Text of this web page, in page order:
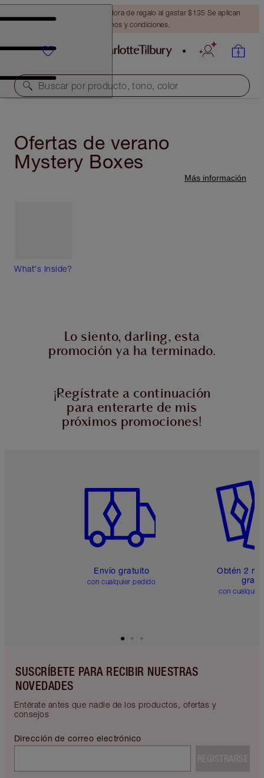
Obtén una brocha bronceadora de regalo al gastar $135 Se aplican
términos y condiciones.
Buscar por producto, tono, color
Ofertas de verano
Mystery Boxes
Más información
What's Inside?
Lo siento, darling, esta
promoción ya ha terminado.
¡Regístrate a continuación
para enterarte de mis
próximos promociones!
Envío gratuito
con cualquier pedido
Obtén 2
gratis
con
SUSCRÍBETE PARA RECIBIR NUESTRAS
NOVEDADES
Entérate antes que nadie de los productos, ofertas y
consejos
Dirección de correo electrónico
REGISTRARSE